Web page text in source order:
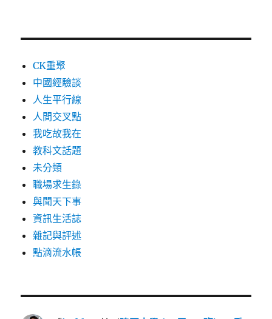
CK重聚
中國經驗談
人生平行線
人間交叉點
我吃故我在
教科文話題
未分類
職場求生錄
與聞天下事
資訊生活誌
雜記與評述
點滴流水帳